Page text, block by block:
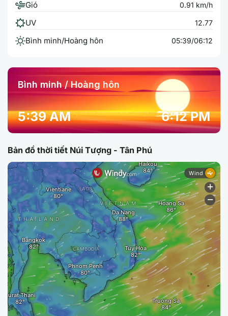
Gió 0.91 km/h
UV 12.77
Bình minh/Hoàng hôn 05:39/06:12
Bình minh / Hoàng hôn
5:39 AM 6:12 PM
Bản đồ thời tiết Núi Tượng - Tân Phú